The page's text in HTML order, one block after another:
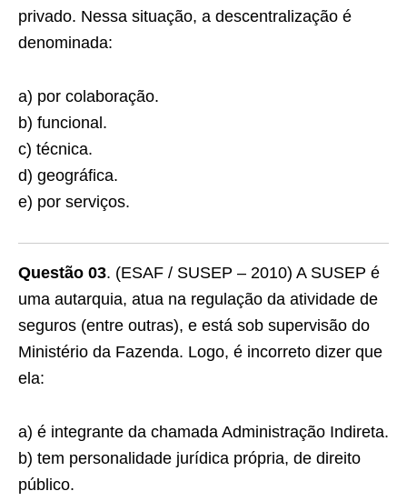
privado. Nessa situação, a descentralização é
denominada:
a) por colaboração.
b) funcional.
c) técnica.
d) geográfica.
e) por serviços.
Questão 03. (ESAF / SUSEP – 2010) A SUSEP é
uma autarquia, atua na regulação da atividade de
seguros (entre outras), e está sob supervisão do
Ministério da Fazenda. Logo, é incorreto dizer que
ela:
a) é integrante da chamada Administração Indireta.
b) tem personalidade jurídica própria, de direito
público.